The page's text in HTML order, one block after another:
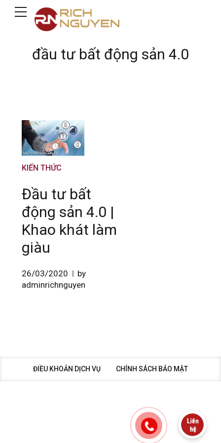
đầu tư bất động sản 4.0
KIẾN THỨC
Đầu tư bất
động sản 4.0 |
Khao khát làm
giàu
26/03/2020
by
adminrichnguyen
ĐIỀU KHOẢN DỊCH VỤ CHÍNH SÁCH BẢO MẬT